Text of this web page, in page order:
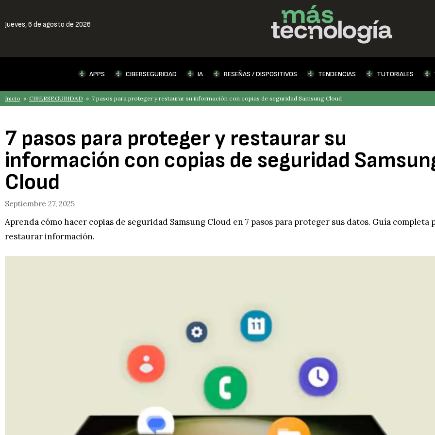
Jueves,6 de agosto de 2026
APPS CIBERSEGURIDAD IA RESEÑAS / DISPOSITIVOS TENDENCIAS TUTORIALES
Inicio » CIBERSEGURIDAD » 7 pasos para proteger y restaurar su información con copias de seguridad Samsung Cloud
7 pasos para proteger y restaurar su
información con copias de seguridad
Cloud
Septiembre 27, 2025
Aprenda cómo hacer copias de seguridad Samsung Cloud en 7 pasos para proteger sus datos. Guía completa
restaurar información.